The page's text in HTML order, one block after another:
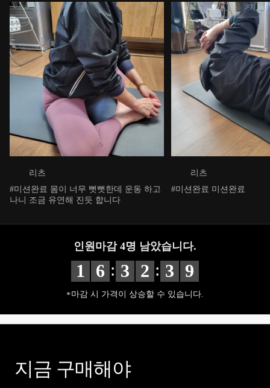
리츠
#미션완료 몸이 너무 뻣뻣한데 운동 하고
나니 조금 유연해 진듯 합니다
리츠
#미션완료 미션완료
인원마감 4명 남았습니다.
1 6 : 3 2 : 3 8
마감 시 가격이 상승할 수 있습니다.
지금 구매해야